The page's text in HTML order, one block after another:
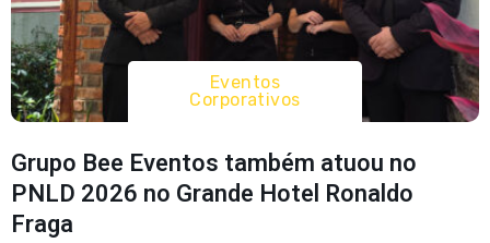
Eventos
Corporativos
Grupo Bee Eventos também atuou no
PNLD 2026 no Grande Hotel Ronaldo
Fraga